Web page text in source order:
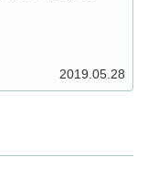
2019.05.28